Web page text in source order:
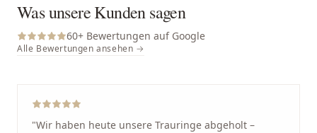
Was unsere Kunden sagen
60+ Bewertungen auf Google
Alle Bewertungen ansehen →
"Wir haben heute unsere Trauringe abgeholt –